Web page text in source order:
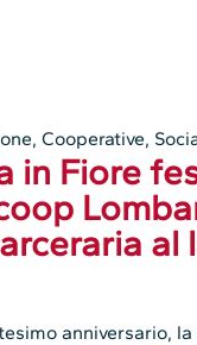
,Cooperative,
in Fiore
al
anniversario, la